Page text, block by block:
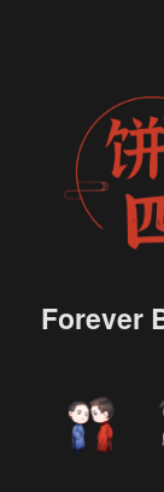
Forever